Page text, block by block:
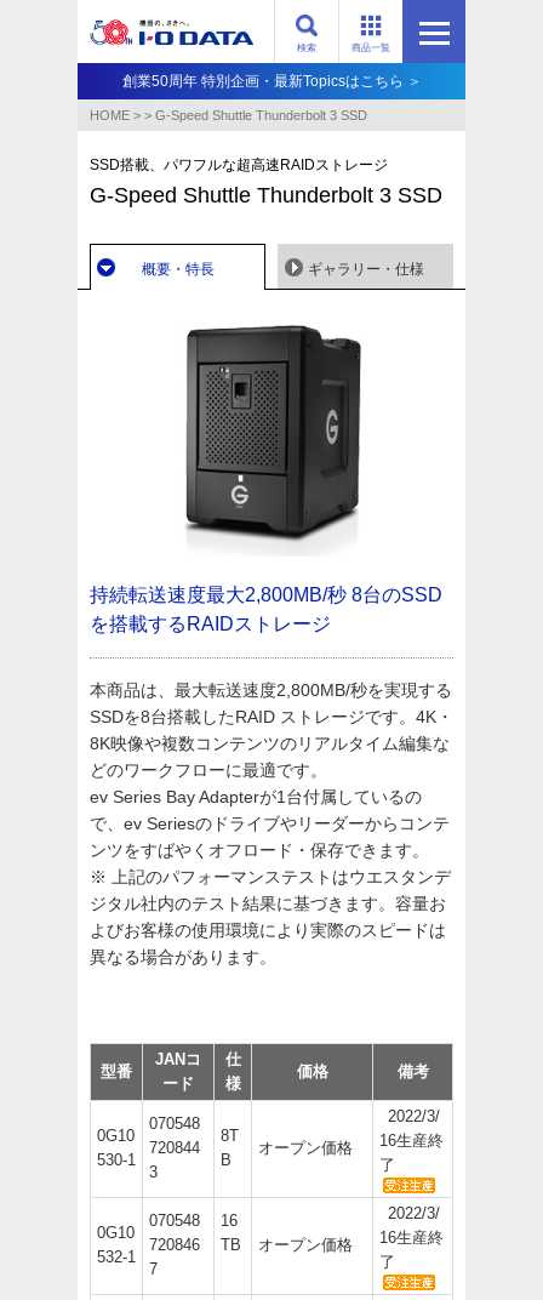
商品一覧
検索
創業50周年 特別企画・最新Topicsはこちら ＞
HOME > > G-Speed Shuttle Thunderbolt 3 SSD
SSD搭載、パワフルな超高速RAIDストレージ
G-Speed Shuttle Thunderbolt 3 SSD
概要・特長 ギャラリー・仕様
持続転送速度最大2,800MB/秒 8台のSSD
を搭載するRAIDストレージ
本商品は、最大転送速度2,800MB/秒を実現する
SSDを8台搭載したRAID ストレージです。4K・
8K映像や複数コンテンツのリアルタイム編集な
どのワークフローに最適です。
ev Series Bay Adapterが1台付属しているの
で、ev Seriesのドライブやリーダーからコンテ
ンツをすばやくオフロード・保存できます。
※ 上記のパフォーマンステストはウエスタンデ
ジタル社内のテスト結果に基づきます。容量お
よびお客様の使用環境により実際のスピードは
異なる場合があります。
型番
JANコ
ード
仕
様
価格 備考
0G10
530-1
070548
720844
3
8T
B
オープン価格
2022/3/
16生産終
了
0G10
532-1
070548
720846
7
16
TB
オープン価格
2022/3/
16生産終
了